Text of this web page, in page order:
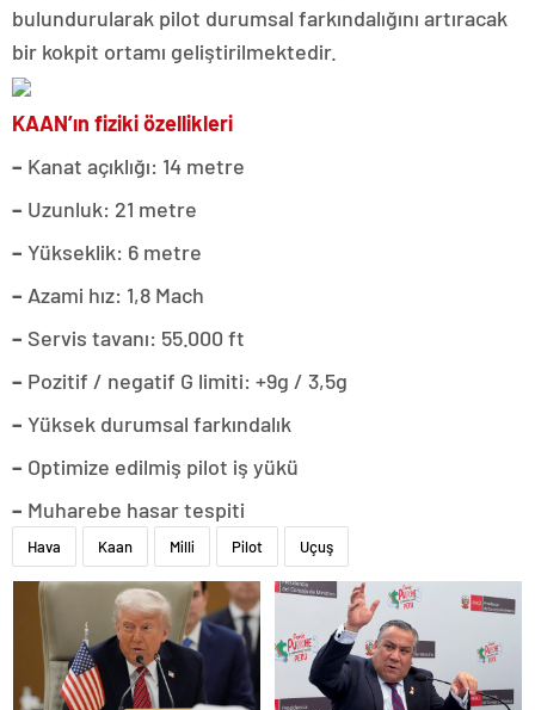
bulundurularak pilot durumsal farkındalığını artıracak
bir kokpit ortamı geliştirilmektedir.
KAAN’ın fiziki özellikleri
– Kanat açıklığı: 14 metre
– Uzunluk: 21 metre
– Yükseklik: 6 metre
– Azami hız: 1,8 Mach
– Servis tavanı: 55.000 ft
– Pozitif / negatif G limiti: +9g / 3,5g
– Yüksek durumsal farkındalık
– Optimize edilmiş pilot iş yükü
– Muharebe hasar tespiti
Hava Kaan Milli Pilot Uçuş